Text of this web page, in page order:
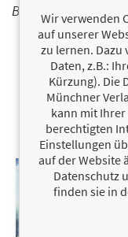
BÜCHERWir verwenden
auf unserer
zu lernen.
Daten, z.B.:
Kürzung). Die
Münchner
kann mit
berechtigten
Einstellungen
auf der Website
Datenschutz
finden sie in